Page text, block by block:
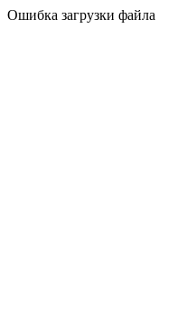
Ошибка загрузки файла